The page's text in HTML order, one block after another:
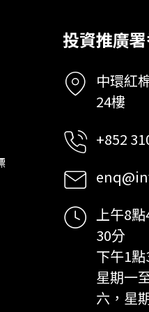
投資推廣
中環紅
24樓
+852
上午8
30分
下午1
星期一
六，星